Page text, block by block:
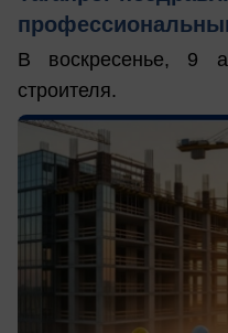
В воскресенье, 9
строителя.